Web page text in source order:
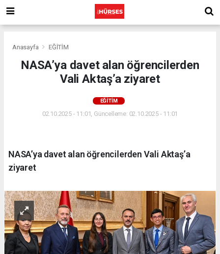
Anasayfa EĞİTİM
NASA’ya davet alan öğrencilerden
Vali Aktaş’a ziyaret
EĞİTİM
02.10.2025 - 11:01, Güncelleme: 02.10.2025 - 11:01
NASA’ya davet alan öğrencilerden Vali Aktaş’a
ziyaret